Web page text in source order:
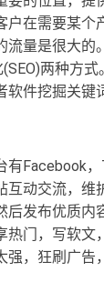
户在需要某个
流量是很大的
两种方
件挖掘关键
有Facebook
动交流，维
后发布优质内
热门，写软文
，狂刷广告